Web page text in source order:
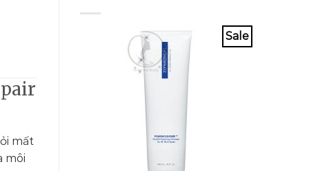
Sale
mất
môi